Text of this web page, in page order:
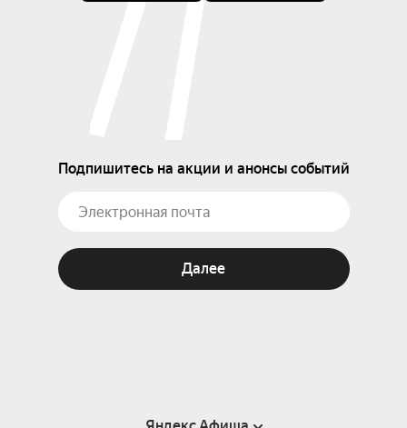
Подпишитесь на акции и анонсы событий
Далее